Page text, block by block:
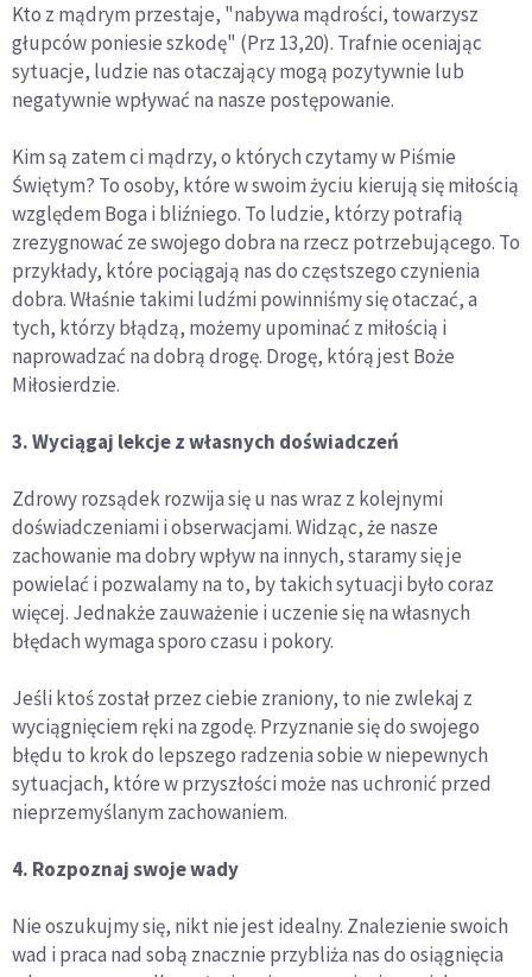
Kto z mądrym przestaje, "nabywa mądrości, towarzysz
głupców poniesie szkodę" (Prz 13,20). Trafnie oceniając
sytuacje, ludzie nas otaczający mogą pozytywnie lub
negatywnie wpływać na nasze postępowanie.
Kim są zatem ci mądrzy, o których czytamy w Piśmie
Świętym? To osoby, które w swoim życiu kierują się miłością
względem Boga i bliźniego. To ludzie, którzy potrafią
zrezygnować ze swojego dobra na rzecz potrzebującego. To
przykłady, które pociągają nas do częstszego czynienia
dobra. Właśnie takimi ludźmi powinniśmy się otaczać, a
tych, którzy błądzą, możemy upominać z miłością i
naprowadzać na dobrą drogę. Drogę, którą jest Boże
Miłosierdzie.
3. Wyciągaj lekcje z własnych doświadczeń
Zdrowy rozsądek rozwija się u nas wraz z kolejnymi
doświadczeniami i obserwacjami. Widząc, że nasze
zachowanie ma dobry wpływ na innych, staramy się je
powielać i pozwalamy na to, by takich sytuacji było coraz
więcej. Jednakże zauważenie i uczenie się na własnych
błędach wymaga sporo czasu i pokory.
Jeśli ktoś został przez ciebie zraniony, to nie zwlekaj z
wyciągnięciem ręki na zgodę. Przyznanie się do swojego
błędu to krok do lepszego radzenia sobie w niepewnych
sytuacjach, które w przyszłości może nas uchronić przed
nieprzemyślanym zachowaniem.
4. Rozpoznaj swoje wady
Nie oszukujmy się, nikt nie jest idealny. Znalezienie swoich
wad i praca nad sobą znacznie przybliża nas do osiągnięcia